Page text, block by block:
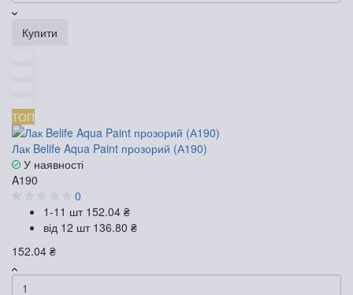
Купити
ТОП
Лак Belife Aqua Paint прозорий (А190)
У наявності
A190
0
1-11 шт 152.04 ₴
від 12 шт 136.80 ₴
152.04 ₴